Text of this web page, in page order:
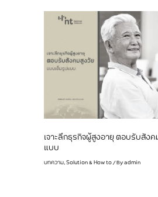
เจาะลึกธุรกิจผู้สูงอายุ ตอบรับสัง
แบบ
บทความ,Solution & How to/ Byadmin